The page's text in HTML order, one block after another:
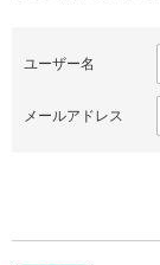
ユーザー名
メールアドレス